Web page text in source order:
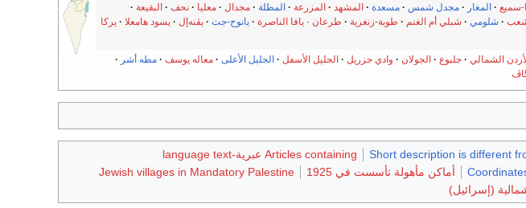
سميع المغار مجدل شمس مسعدة المشهد المزرعة المطلة مجدال معليا نحف
البقيعة
شلومي شبلي أم الغنم طوبة-زنغرية طرعان ·يافا الناصرة يانوح-جت يڤنه‌إل يسود هامعلا
يركا
الشمالي جلبوع الجولان وادي جزريل الجليل الأسفل الجليل الأعلى معاله يوسف
مطه أشر
Short description is different
Articles containing عبرية-language text
أماكن مأهولة تأسست في 1925
Jewish villages in Mandatory Palestine
(إسرائيل)